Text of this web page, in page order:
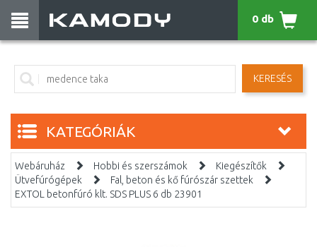
KERESÉS
0 db
KATEGÓRIÁK
Webáruház Hobbi és szerszámok
Kiegészítők
Ütvefúrógépek
Fal, beton és kő fúrószár szettek
EXTOL betonfúró klt. SDS PLUS 6 db 23901